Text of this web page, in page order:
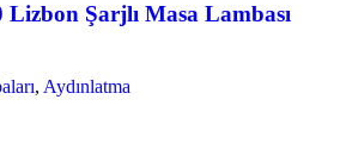
Şarjlı Masa Lambası
, Aydınlatma